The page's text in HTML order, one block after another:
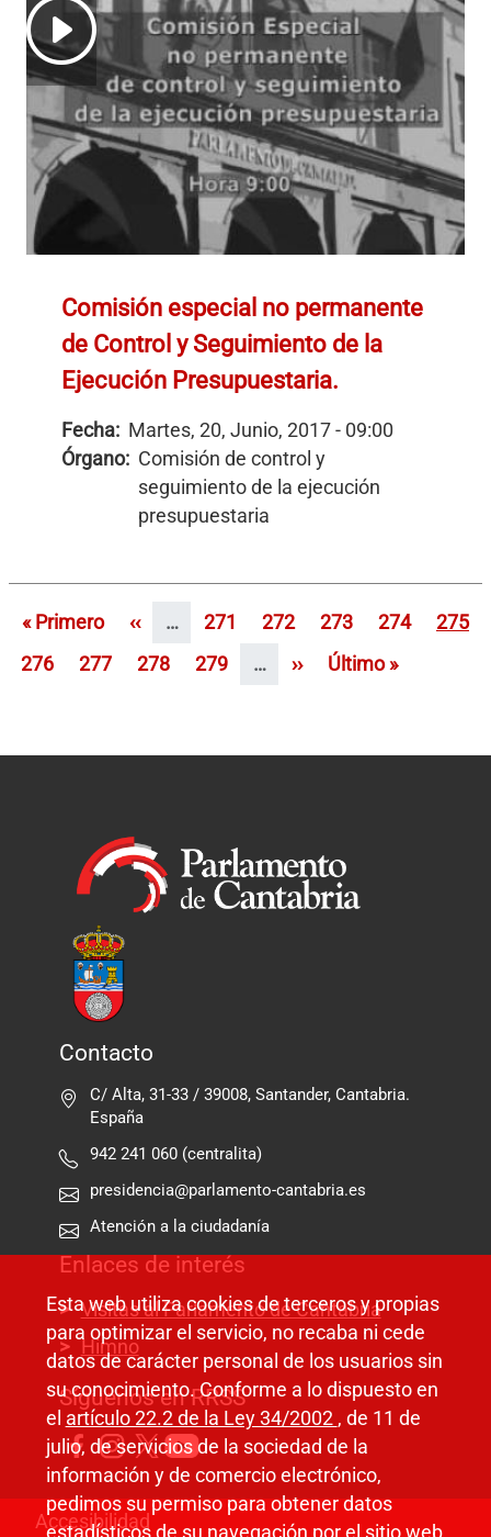
Comisión especial no permanente
de Control y Seguimiento de la
Ejecución Presupuestaria.
Fecha: Martes, 20, Junio, 2017 - 09:00
Órgano: Comisión de control y
seguimiento de la ejecución
presupuestaria
Primera página
« Primero Página anterior
‹‹ … Página
271 Página
272 Página
273 Página
274
275
Página
276 Página
277 Página
278 Página
279 … Siguiente página
›› Última página
Último »
Contacto
C/ Alta, 31-33 / 39008, Santander, Cantabria.
España
942 241 060 (centralita)
presidencia@parlamento-cantabria.es
Atención a la ciudadanía
Enlaces de interés
Visitas al Parlamento de Cantabria
Himno
Síguenos en RRSS
Pie de página
Accesibilidad
Esta web utiliza cookies de terceros y propias
para optimizar el servicio, no recaba ni cede
datos de carácter personal de los usuarios sin
su conocimiento. Conforme a lo dispuesto en
el artículo 22.2 de la Ley 34/2002 , de 11 de
julio, de servicios de la sociedad de la
información y de comercio electrónico,
pedimos su permiso para obtener datos
estadísticos de su navegación por el sitio web